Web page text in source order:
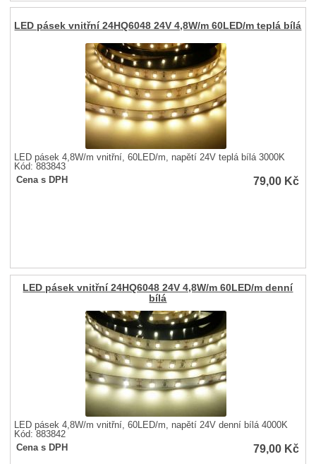
LED pásek vnitřní 24HQ6048 24V 4,8W/m 60LED/m teplá bílá
LED pásek 4,8W/m vnitřní, 60LED/m, napětí 24V teplá bílá 3000K
Kód: 883843
Cena s DPH
79,00 Kč
LED pásek vnitřní 24HQ6048 24V 4,8W/m 60LED/m denní
bílá
LED pásek 4,8W/m vnitřní, 60LED/m, napětí 24V denní bílá 4000K
Kód: 883842
Cena s DPH
79,00 Kč